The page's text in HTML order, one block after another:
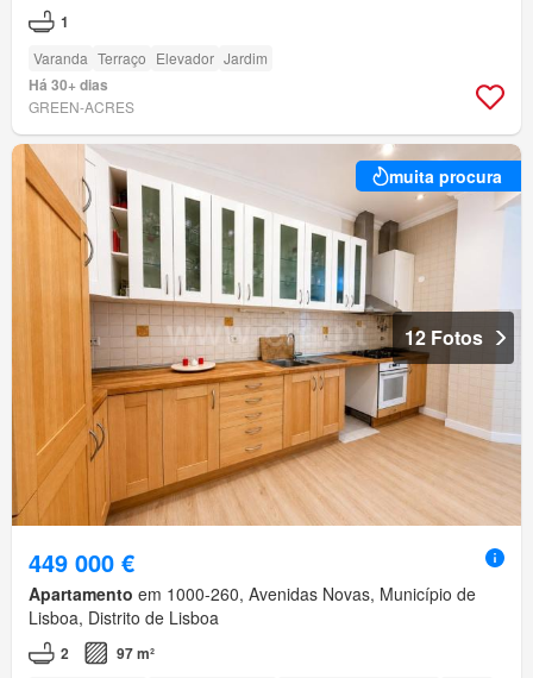
1
Varanda Terraço Elevador Jardim
Há 30+ dias
GREEN-ACRES
muita procura
12 Fotos
449 000 €
Apartamento em 1000-260, Avenidas Novas, Município de
Lisboa, Distrito de Lisboa
2 97 m²